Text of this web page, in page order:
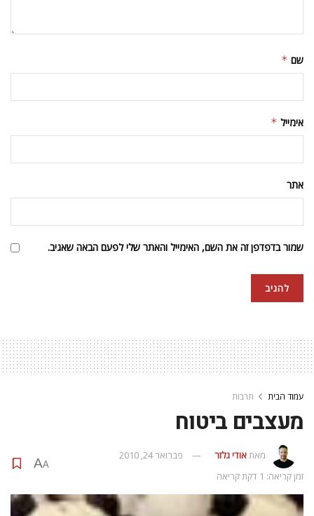
שם *
אימייל *
אתר
שמור בדפדפן זה את השם, האימייל והאתר שלי לפעם הבאה שאגיב.
עמוד הבית תרבות
מעצבים ביטוח
מאתאודי גלזר
פברואר 24, 2010
זמן קריאה: 1 דקת קריאה
A
A